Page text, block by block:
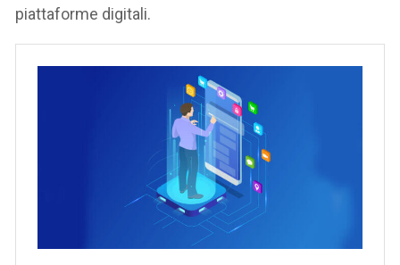
piattaforme digitali.